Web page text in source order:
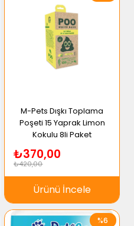
M-Pets Dışkı Toplama
Poşeti 15 Yaprak Limon
Kokulu 8li Paket
₺370,00
₺420,00
Ürünü İncele
%6